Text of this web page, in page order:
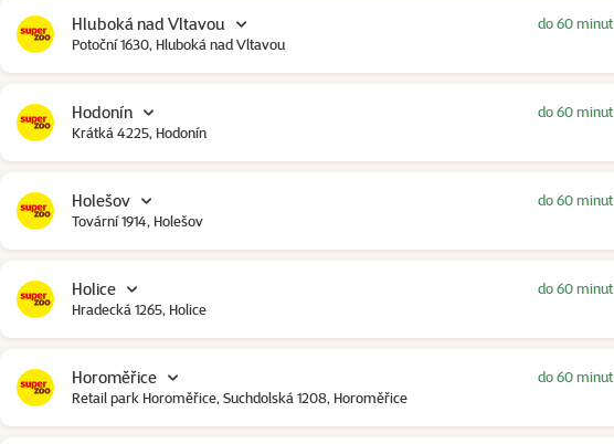
Hluboká nad Vltavou
Potoční 1630, Hluboká nad Vltavou
do 60 minut
Hodonín
Krátká 4225, Hodonín
do 60 minut
Holešov
Tovární 1914, Holešov
do 60 minut
Holice
Hradecká 1265, Holice
do 60 minut
Horoměřice
Retail park Horoměřice, Suchdolská 1208, Horoměřice
do 60 minut